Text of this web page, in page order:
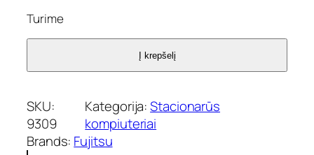
Turime
Į krepšelį
SKU:
9309
Kategorija:Stacionarūs
kompiuteriai
Brands: Fujitsu